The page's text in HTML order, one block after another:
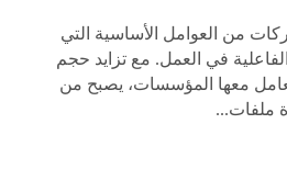
من العوامل الأساسية التي
في العمل. مع تزايد حجم
معها المؤسسات، يصبح من
ملفات...